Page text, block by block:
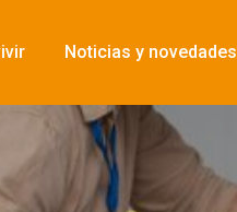
Noticias y novedades